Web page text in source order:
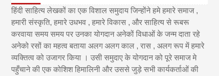
हिंदी साहित्य लेखकों का एक विशाल समुदाय जिन्होंने हमे हमारे समाज ,
हमारी संस्कृति, हमारे उधभव , हमारे विकास , और साहित्य से रूबरू
करवाया समय समय पर उनका योगदान अनेकों विधाओं के जन्म दाता रहे
अनेको रसों का महत्व बताया अलग अलग काल , रास , अलग रूप में हमारे
व्यक्तित्व को उजागर किया । उसी समुदाए के योगदान को पूरे समाज मे
पहुँचाने की एक कोशिश हिमालिनी और उससे जुड़े सभी कार्यकर्ताओं की